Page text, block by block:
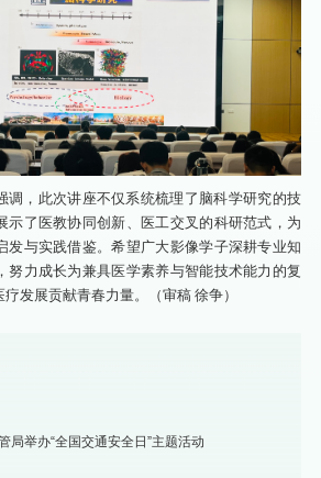
调，此次讲座不仅系统梳理了脑科学研究的技
示了医教协同创新、医工交叉的科研范式，为
发与实践借鉴。希望广大影像学子深耕专业知
努力成长为兼具医学素养与智能技术能力的复
发展贡献青春力量。（审稿 徐争）
局举办“全国交通安全日”主题活动